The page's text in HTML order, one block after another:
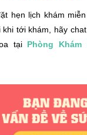
hẹn lịch khám
tới khám, hãy
tại Phòng